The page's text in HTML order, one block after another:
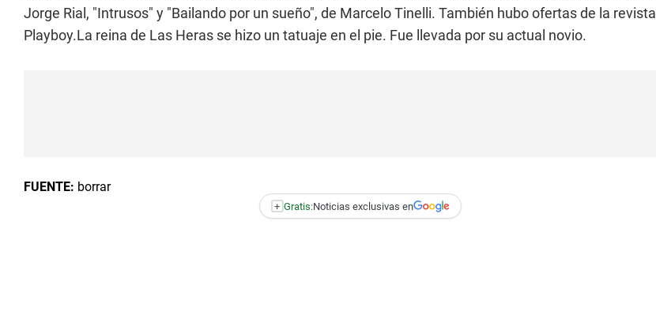
Jorge Rial, "Intrusos" y "Bailando por un sueño", de Marcelo Tinelli. También hubo ofertas de la revista
Playboy.La reina de Las Heras se hizo un tatuaje en el pie. Fue llevada por su actual novio.
FUENTE: borrar
+ Gratis:Noticias exclusivas en